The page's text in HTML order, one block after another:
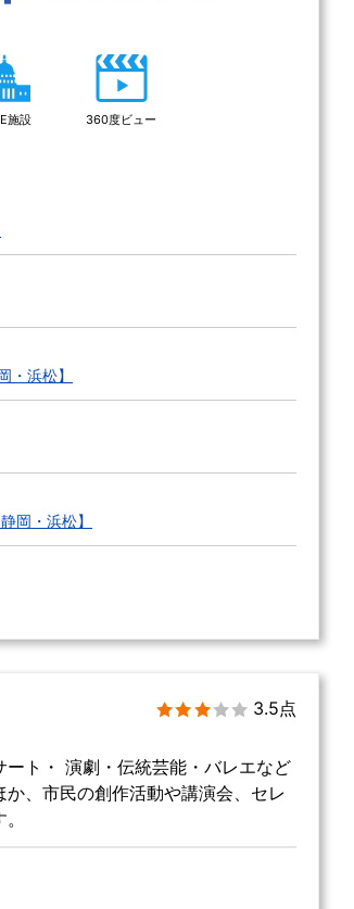
施設 360度ビュー
・浜松】
岡・浜松】
3.5点
ト・ 演劇・伝統芸能・バレエなど
、市民の創作活動や講演会、セレ